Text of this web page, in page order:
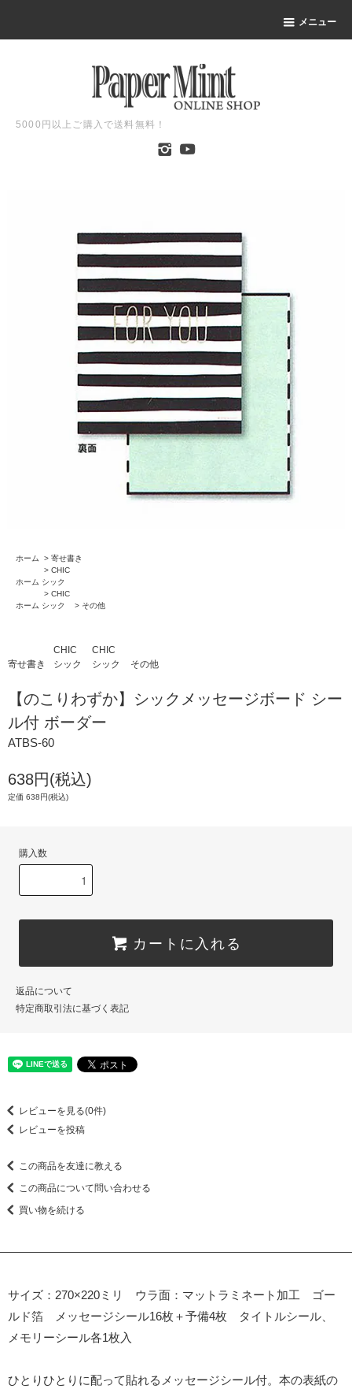
メニュー
5000円以上ご購入で送料無料！
ホーム > 寄せ書き
ホーム
> CHIC
シック
ホーム
> CHIC
シック
> その他
寄せ書き
CHIC
シック
CHIC
シック
その他
【のこりわずか】シックメッセージボード シー
ル付 ボーダー
ATBS-60
638円(税込)
定価 638円(税込)
購入数
カートに入れる
返品について
特定商取引法に基づく表記
レビューを見る(0件)
レビューを投稿
この商品を友達に教える
この商品について問い合わせる
買い物を続ける
サイズ：270×220ミリ ウラ面：マットラミネート加工 ゴー
ルド箔 メッセージシール16枚＋予備4枚 タイトルシール、
メモリーシール各1枚入
ひとりひとりに配って貼れるメッセージシール付。本の表紙の